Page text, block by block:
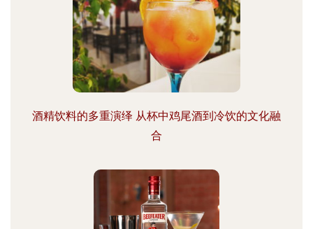
酒精饮料的多重演绎 从杯中鸡尾酒到冷饮的文化融
合